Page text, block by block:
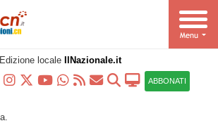
Edizione locale IlNazionale.it
ABBONATI